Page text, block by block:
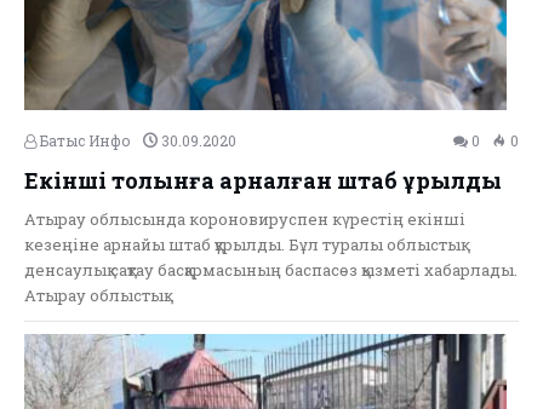
Батыс Инфо 30.09.2020 0 0
Екінші толқынға арналған штаб құрылды
Атырау облысында короновируспен күрестің екінші
кезеңіне арнайы штаб құрылды. Бұл туралы облыстық
денсаулық сақтау басқармасының баспасөз қызметі хабарлады.
Атырау облыстық…